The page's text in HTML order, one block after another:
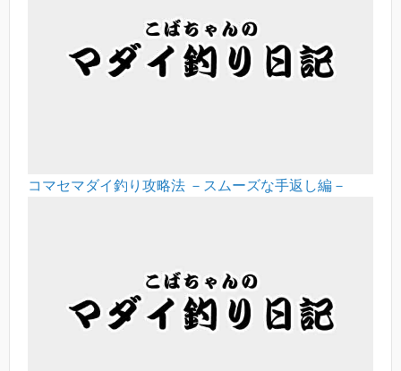
コマセマダイ釣り攻略法 －スムーズな手返し編－